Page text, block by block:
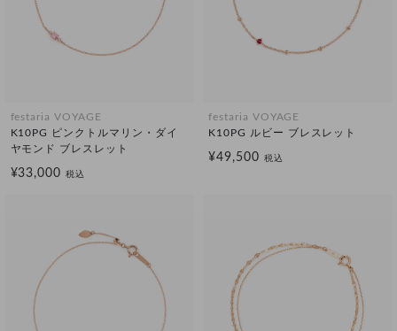
festaria VOYAGE
K10PG ピンクトルマリン・ダイ
ヤモンド ブレスレット
¥33,000税込
festaria VOYAGE
K10PG ルビー ブレスレット
¥49,500 税込